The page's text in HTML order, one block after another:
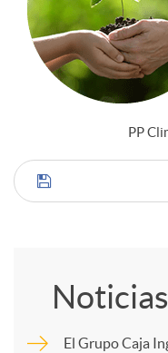
PP
C
m
El Grupo Caja